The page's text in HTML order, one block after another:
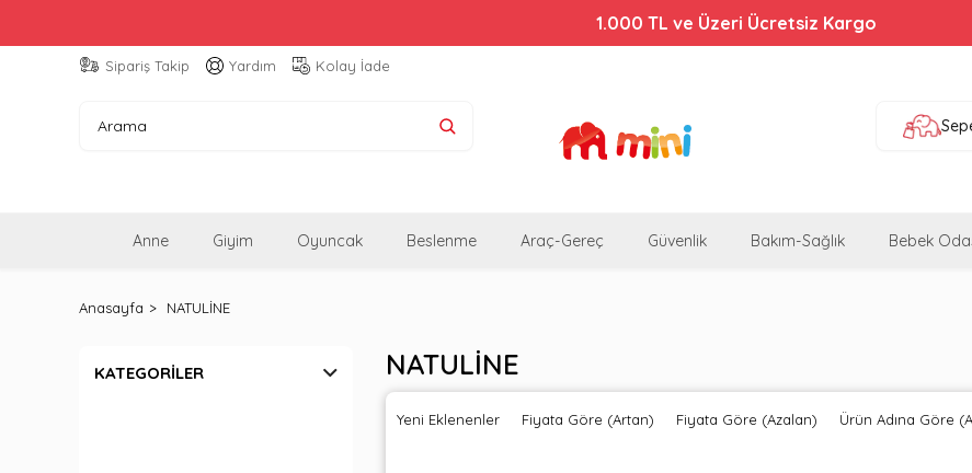
1.000 TL ve Üzeri Ücretsiz Kargo
Sipariş Takip Yardım Kolay İade
Anne Giyim Oyuncak Beslenme Araç-Gereç Güvenlik Bakım-Sağlık Bebek
Anasayfa NATULİNE
KATEGORILER NATULİNE
Yeni Eklenenler Fiyata Göre (Artan) Fiyata Göre (Azalan) Ürün Adına Göre